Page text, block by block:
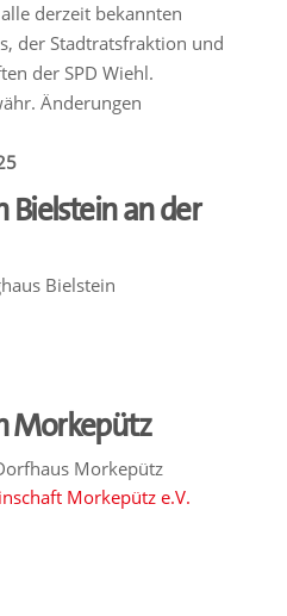
derzeit bekannten
der Stadtratsfraktion und
der SPD Wiehl.
Änderungen
an der
Bielstein
Morkepütz
Morkepütz
Morkepütz e.V.